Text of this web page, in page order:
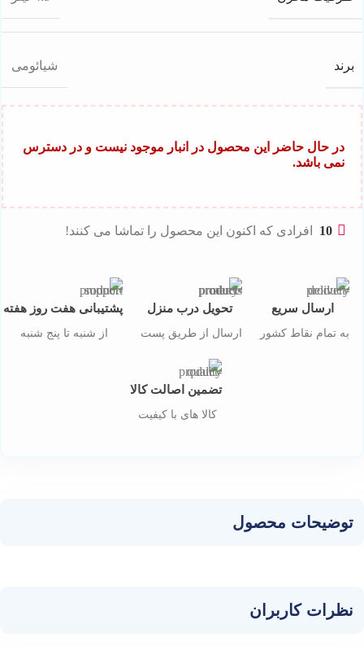
برند شیائومی
در حال حاضر این محصول در انبار موجود نیست و در دسترس
نمی باشد.
10 افرادی که اکنون این محصول را تماشا می کنند!
ارسال سریع
به تمام نقاط کشور
تحویل درب منزل
ارسال از طریق پست
پشتیبانی هفت روز هفته
از شنبه تا پنج شنبه
تضمین اصالت کالا
کالا های با کیفیت
توضیحات محصول
نظرات کاربران